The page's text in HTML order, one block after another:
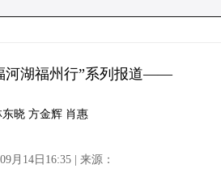
河湖福州行”系列报道——
东晓 方金辉 肖惠
月14日16:35 | 来源：